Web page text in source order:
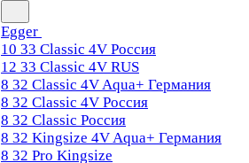
Egger
10 33 Classic 4V Россия
12 33 Classic 4V RUS
8 32 Classic 4V Aqua+ Германия
8 32 Classic 4V Россия
8 32 Classic Россия
8 32 Kingsize 4V Aqua+ Германия
8 32 Pro Kingsize